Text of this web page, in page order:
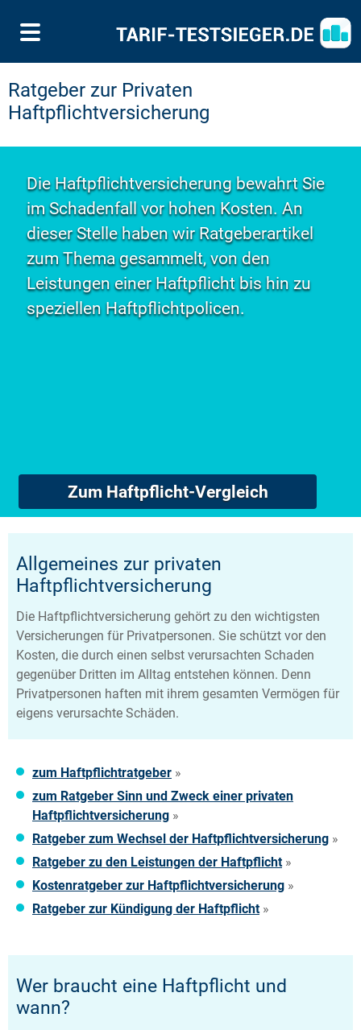
Ratgeber zur Privaten
Haftpflichtversicherung
Die Haftpflichtversicherung bewahrt Sie
im Schadenfall vor hohen Kosten. An
dieser Stelle haben wir Ratgeberartikel
zum Thema gesammelt, von den
Leistungen einer Haftpflicht bis hin zu
speziellen Haftpflichtpolicen.
Zum Haftpflicht-Vergleich
Allgemeines zur privaten
Haftpflichtversicherung
Die Haftpflichtversicherung gehört zu den wichtigsten
Versicherungen für Privatpersonen. Sie schützt vor den
Kosten, die durch einen selbst verursachten Schaden
gegenüber Dritten im Alltag entstehen können. Denn
Privatpersonen haften mit ihrem gesamten Vermögen für
eigens verursachte Schäden.
zum Haftpflichtratgeber »
zum Ratgeber Sinn und Zweck einer privaten
Haftpflichtversicherung »
Ratgeber zum Wechsel der Haftpflichtversicherung »
Ratgeber zu den Leistungen der Haftpflicht»
Kostenratgeber zur Haftpflichtversicherung »
Ratgeber zur Kündigung der Haftpflicht»
Wer braucht eine Haftpflicht und
wann?